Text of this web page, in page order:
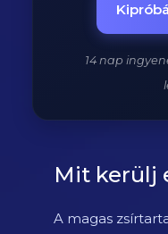
14 nap
Mit kerülj
A magas